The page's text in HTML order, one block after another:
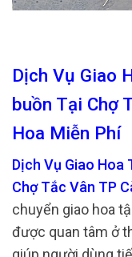
Dịch Vụ Giao
buồn Tại Chợ
Hoa Miễn Phí
Dịch Vụ Giao Hoa
Chợ Tắc Vân TP
chuyển giao hoa
được quan tâm ở